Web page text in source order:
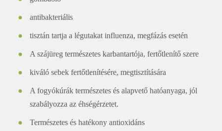
antibakteriális
tisztán tartja a légutakat influenza, megfázás esetén
A szájüreg természetes karbantartója, fertőtlenítő szere
kiváló sebek fertőtlenítésére, megtisztítására
A fogyókúrák természetes és alapvető hatóanyaga, jól
szabályozza az éhségérzetet.
Természetes és hatékony antioxidáns